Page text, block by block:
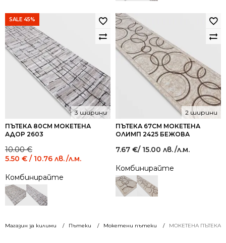
Магазин за килими Пътеки Мокетени пътеки МОКЕТЕНА ПЪТЕКА
SALE 45%
ПЪТЕКА 80СМ МОКЕТЕНА
АДОР 2603
3 ширини
10.00€
Original
price
10.00 €
/
19.56
лв..
5.50 € / 10.76 лв.
Current
price
5.50 €
/
10.76
лв..
/л.м.
Комбинирайте
ПЪТЕКА 67СМ МОКЕТЕНА
ОЛИМП 2425 БЕЖОВА
2 ширини
7.67 €/ 15.00 лв./л.м.
Комбинирайте